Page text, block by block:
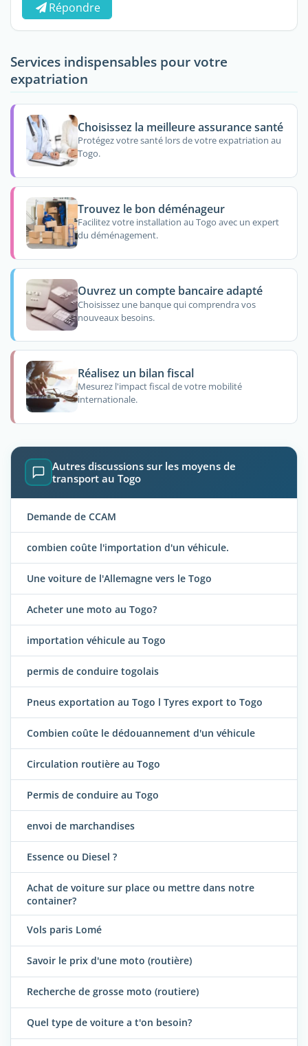
Répondre
Services indispensables pour votre
expatriation
Choisissez la meilleure assurance santé
Protégez votre santé lors de votre expatriation au
Togo.
Trouvez le bon déménageur
Facilitez votre installation au Togo avec un expert
du déménagement.
Ouvrez un compte bancaire adapté
Choisissez une banque qui comprendra vos
nouveaux besoins.
Réalisez un bilan fiscal
Mesurez l'impact fiscal de votre mobilité
internationale.
Autres discussions sur les moyens de
transport au Togo
Demande de CCAM
combien coûte l'importation d'un véhicule.
Une voiture de l'Allemagne vers le Togo
Acheter une moto au Togo?
importation véhicule au Togo
permis de conduire togolais
Pneus exportation au Togo l Tyres export to Togo
Combien coûte le dédouannement d'un véhicule
Circulation routière au Togo
Permis de conduire au Togo
envoi de marchandises
Essence ou Diesel ?
Achat de voiture sur place ou mettre dans notre
container?
Vols paris Lomé
Savoir le prix d'une moto (routière)
Recherche de grosse moto (routiere)
Quel type de voiture a t'on besoin?